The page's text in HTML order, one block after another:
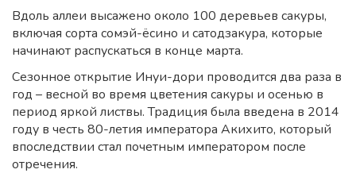
Вдоль аллеи высажено около 100 деревьев сакуры,
включая сорта сомэй-ёсино и сатодзакура, которые
начинают распускаться в конце марта.
Сезонное открытие Инуи-дори проводится два раза в
год – весной во время цветения сакуры и осенью в
период яркой листвы. Традиция была введена в 2014
году в честь 80-летия императора Акихито, который
впоследствии стал почетным императором после
отречения.